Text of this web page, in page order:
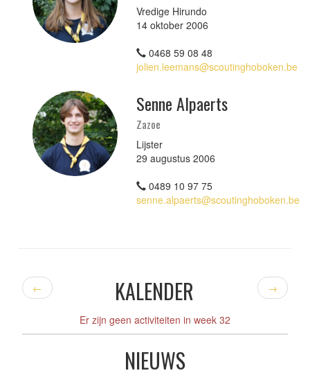
Vredige Hirundo
14 oktober 2006
0468 59 08 48
jolien.leemans@scoutinghoboken.be
Senne Alpaerts
Zazoe
Lijster
29 augustus 2006
0489 10 97 75
senne.alpaerts@scoutinghoboken.be
← KALENDER →
Er zijn geen activiteiten in week 32
NIEUWS